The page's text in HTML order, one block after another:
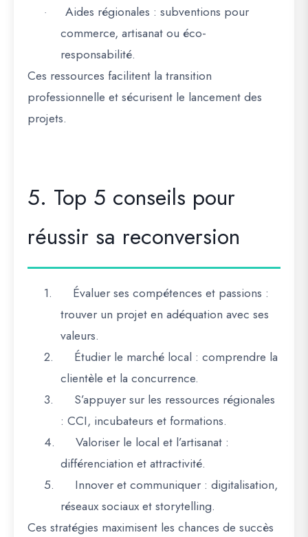
· Aides régionales : subventions pour
commerce, artisanat ou éco-
responsabilité.
Ces ressources facilitent la transition
professionnelle et sécurisent le lancement des
projets.
5. Top 5 conseils pour
réussir sa reconversion
1. Évaluer ses compétences et passions :
trouver un projet en adéquation avec ses
valeurs.
2.
Étudier le marché local : comprendre la
clientèle et la concurrence.
3.
S’appuyer sur les ressources régionales
: CCI, incubateurs et formations.
4.
Valoriser le local et l’artisanat :
différenciation et attractivité.
5.
Innover et communiquer : digitalisation,
réseaux sociaux et storytelling.
Ces stratégies maximisent les chances de succès